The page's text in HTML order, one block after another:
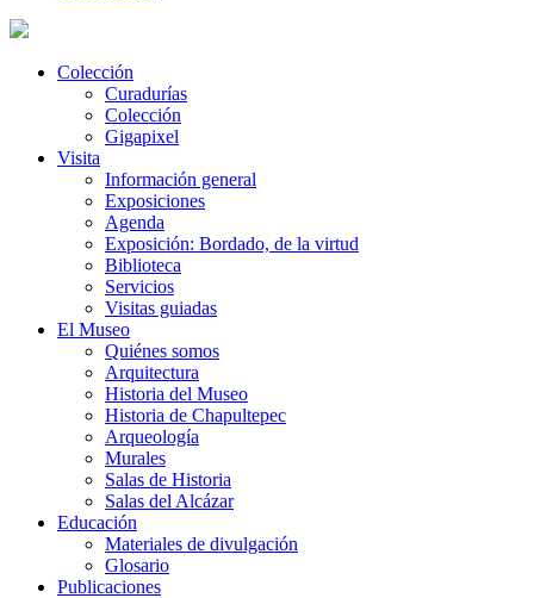
Colección
Curadurías
Colección
Gigapixel
Visita
Información general
Exposiciones
Agenda
Exposición: Bordado, de la virtud
Biblioteca
Servicios
Visitas guiadas
El Museo
Quiénes somos
Arquitectura
Historia del Museo
Historia de Chapultepec
Arqueología
Murales
Salas de Historia
Salas del Alcázar
Educación
Materiales de divulgación
Glosario
Publicaciones